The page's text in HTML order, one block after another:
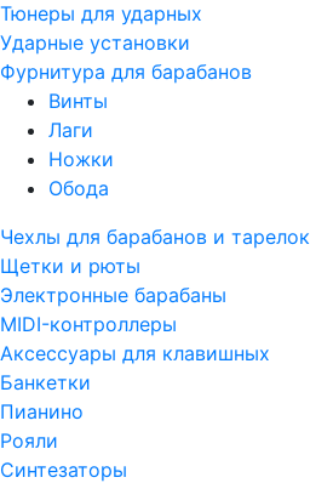
Тюнеры для ударных
Ударные установки
Фурнитура для барабанов
Винты
Лаги
Ножки
Обода
Чехлы для барабанов и тарелок
Щетки и рюты
Электронные барабаны
MIDI-контроллеры
Аксессуары для клавишных
Банкетки
Пианино
Рояли
Синтезаторы